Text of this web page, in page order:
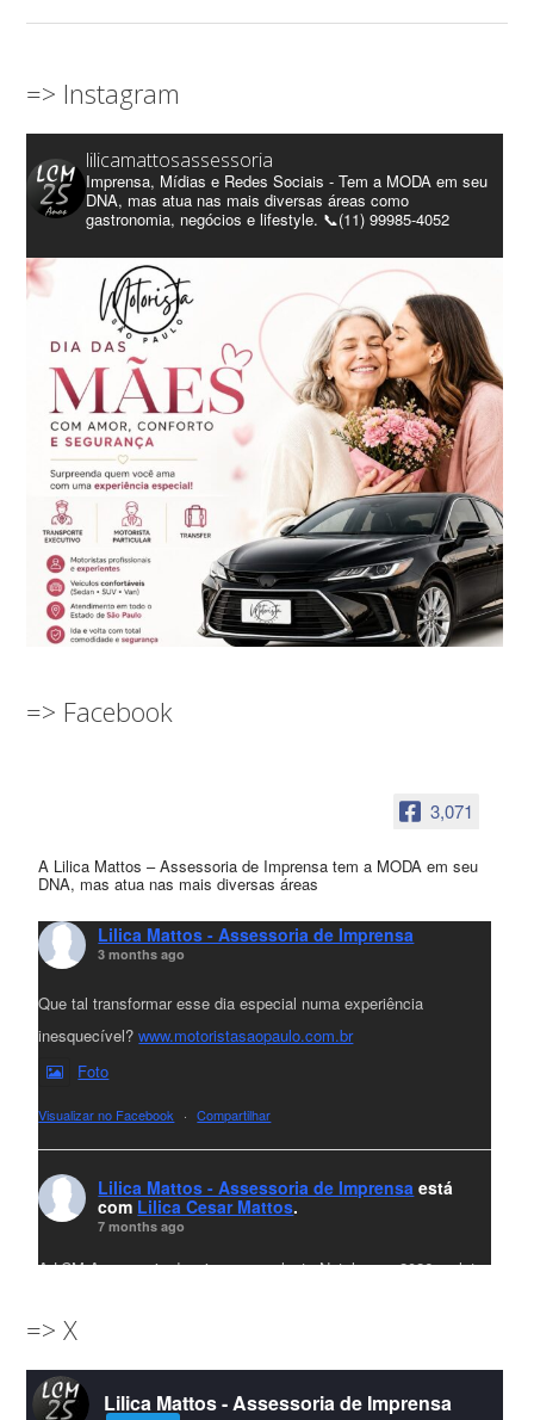
=> Instagram
lilicamattosassessoria
Imprensa, Mídias e Redes Sociais - Tem a MODA em seu
DNA, mas atua nas mais diversas áreas como
gastronomia, negócios e lifestyle. 📞(11) 99985-4052
=> Facebook
3,071
A Lilica Mattos – Assessoria de Imprensa tem a MODA em seu
DNA, mas atua nas mais diversas áreas
Lilica Mattos - Assessoria de Imprensa
3 months ago
Que tal transformar esse dia especial numa experiência
inesquecível?www.motoristasaopaulo.com.br
Foto
Visualizar no Facebook · Compartilhar
Lilica Mattos - Assessoria de Imprensa está
com Lilica Cesar Mattos.
7 months ago
A LCM Assessoria deseja um excelente Natal e um 2026 repleto
amigos que sempre nos acompanham!🎄✨🥂❤️
#lcmassessoriassessoria#natal #merrychristmas #felizanonovo
#HappyNewYear
=> X
Lilica Mattos - Assessoria de Imprensa